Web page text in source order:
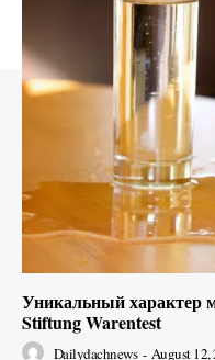
Уникальный характер
Stiftung Warentest
Dailydachnews - August 12,